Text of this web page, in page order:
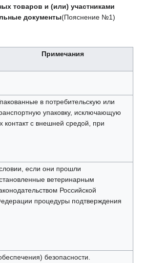
товаров и (или) участниками
документы(Пояснение №1)
Примечания
в потребительскую или
упаковку, исключающую
контакт с внешней средой, при
если они прошли
ветеринарным
Российской
процедуры подтверждения
безопасности.